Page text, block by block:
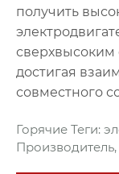
получить
сверхвысоким
достигая
совместного
Горячие Теги: